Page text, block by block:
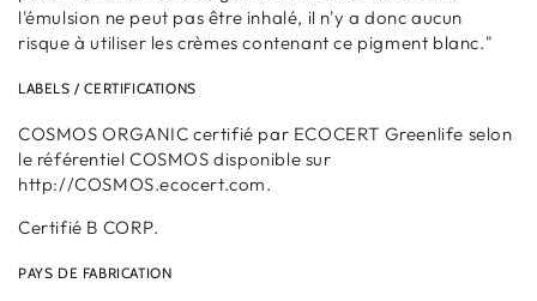
l'émulsion ne peut pas être inhalé, il n'y a donc aucun
risque à utiliser les crèmes contenant ce pigment blanc."
LABELS / CERTIFICATIONS
COSMOS ORGANIC certifié par ECOCERT Greenlife selon
le référentiel COSMOS disponible sur
http://COSMOS.ecocert.com.
Certifié B CORP.
PAYS DE FABRICATION